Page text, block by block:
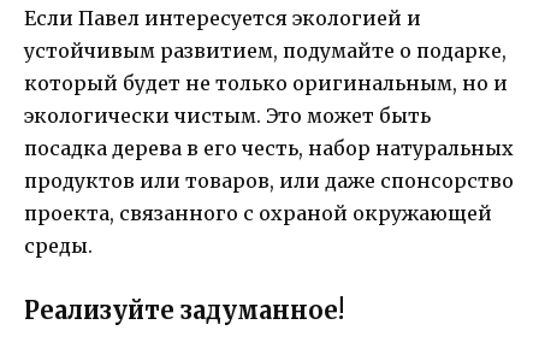
Если Павел интересуется экологией и
устойчивым развитием, подумайте о подарке,
который будет не только оригинальным, но и
экологически чистым. Это может быть
посадка дерева в его честь, набор натуральных
продуктов или товаров, или даже спонсорство
проекта, связанного с охраной окружающей
среды.
Реализуйте задуманное!